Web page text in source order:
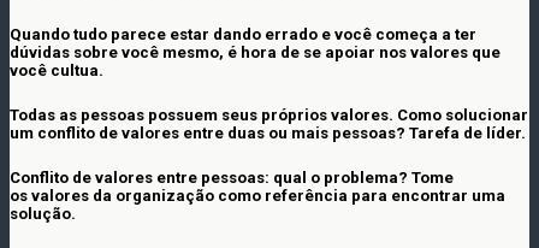
Quando tudo parece estar dando errado e você começa a ter
dúvidas sobre você mesmo, é hora de se apoiar nos valores que
você cultua.
Todas as pessoas possuem seus próprios valores. Como solucionar
um conflito de valores entre duas ou mais pessoas? Tarefa de líder.
Conflito de valores entre pessoas: qual o problema? Tome
os valores da organização como referência para encontrar uma
solução.